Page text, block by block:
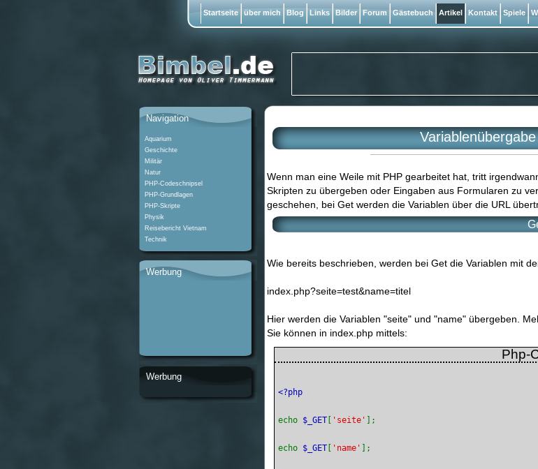
Wenn man eine Weile mit PHP gearbeitet hat, tritt
Skripten zu übergeben oder Eingaben aus Formularen zu
geschehen, bei Get werden die Variablen über die URL
Wie bereits beschrieben, werden bei Get die Variablen mit
index.php?seite=test&name=titel
Hier werden die Variablen "seite" und "name" übergeben.
Sie können in index.php mittels:
Php-
echo $_GET [ 'seite'
echo $_GET [ 'name'
Navigation
Aquarium
Geschichte
Militär
Natur
PHP-Codeschnipsel
PHP-Grundlagen
PHP-Skripte
Physik
Reisebericht Vietnam
Technik
Werbung
Werbung
Startseite über mich Blog Links Bilder Forum Gästebuch Artikel Kontakt Spiele